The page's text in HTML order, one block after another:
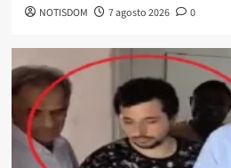
NOTISDOM 7 agosto 2026 0